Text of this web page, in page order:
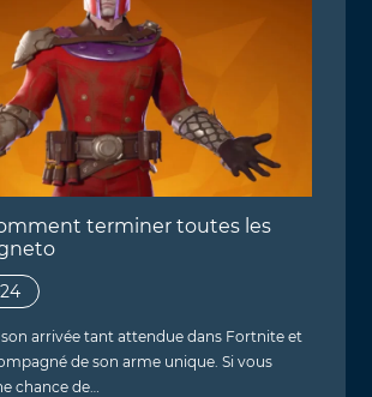
terminer toutes les
arrivée tant attendue dans Fortnite et
de son arme unique. Si vous
chance de…